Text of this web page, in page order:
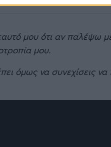
μου ότι αν παλέψω
μου.
όμως να συνεχίσεις να